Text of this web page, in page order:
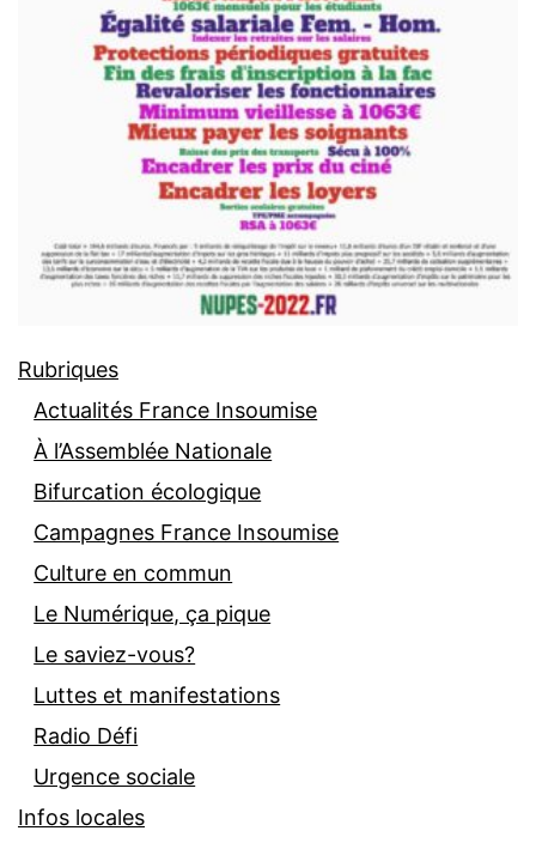
Rubriques
Actualités France Insoumise
À l’Assemblée Nationale
Bifurcation écologique
Campagnes France Insoumise
Culture en commun
Le Numérique, ça pique
Le saviez-vous?
Luttes et manifestations
Radio Défi
Urgence sociale
Infos locales